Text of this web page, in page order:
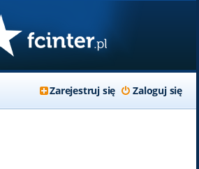
Zaloguj się
Zarejestruj się